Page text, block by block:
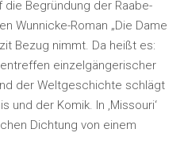
die Begründung der Raabe-
Wunnicke-Roman „Die Dame
Bezug nimmt. Da heißt es:
einzelgängerischer
der Weltgeschichte schlägt
und der Komik. In ‚Missouri‘
Dichtung von einem